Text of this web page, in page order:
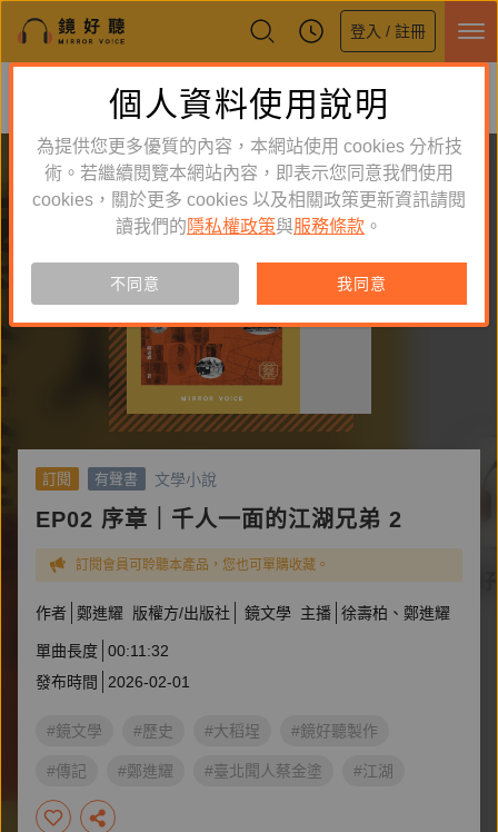
登入 / 註冊
鏡好聽全新APP上線
體驗全面升級，即刻下載
訂閱 有聲書 文學小說
EP02 序章｜千人一面的江湖兄弟 2
訂閱會員可聆聽本產品，您也可單購收藏。
作者 鄭進耀 版權方/出版社 鏡文學 主播 徐壽柏 鄭進耀
單曲長度 00:11:32
發布時間
2026-02-01
#鏡文學 #歷史 #大稻埕 #鏡好聽製作
#傳記 #鄭進耀 #臺北聞人蔡金塗 #江湖
#戲曲
個人資料使用說明
為提供您更多優質的內容，本網站使用 cookies 分析技
術。若繼續閱覽本網站內容，即表示您同意我們使用
cookies，關於更多 cookies 以及相關政策更新資訊請閱
讀我們的 隱私權政策與服務條款 。
不同意 我同意